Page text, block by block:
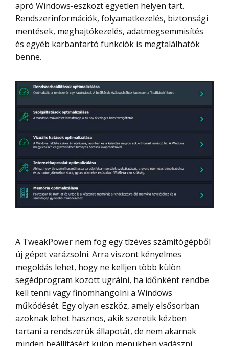
apró Windows-eszközt egyetlen helyen tart.
Rendszerinformációk, folyamatkezelés, biztonsági
mentések, meghajtókezelés, adatmegsemmisítés
és egyéb karbantartó funkciók is megtalálhatók
benne.
A TweakPower nem fog egy tízéves számítógépből
új gépet varázsolni. Arra viszont kényelmes
megoldás lehet, hogy ne kelljen több külön
segédprogram között ugrálni, ha időnként rendbe
kell tenni vagy finomhangolni a Windows
működését. Egy olyan eszköz, amely elsősorban
azoknak lehet hasznos, akik szeretik kézben
tartani a rendszerük állapotát, de nem akarnak